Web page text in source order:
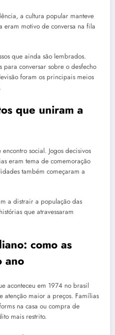
a cultura popular manteve
eram motivo de conversa na fila
que ainda são lembrados.
conversar sobre o desfecho
foram os principais meios
que uniram a
social. Jogos decisivos
eram tema de comemoração
também começaram a
a distrair a população das
que atravessaram
como as
ano
aconteceu em 1974 no brasil
atenção maior a preços. Famílias
na casa ou compra de
mais restrito.